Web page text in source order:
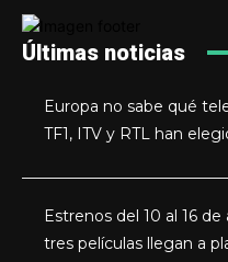
Últimas noticias
Europa no sabe qué
TF1, ITV y RTL han
Estrenos del 10 al 16
tres películas llegan a